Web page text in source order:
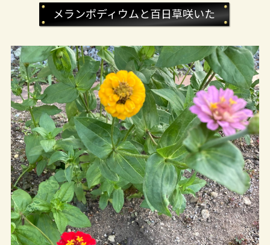
メランポディウムと百日草咲いた